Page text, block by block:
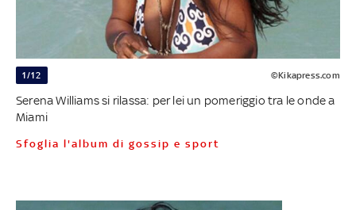
1/12 ©Kikapress.com
Serena Williams si rilassa: per lei un pomeriggio tra le onde a
Miami
Sfoglia l'album di gossip e sport